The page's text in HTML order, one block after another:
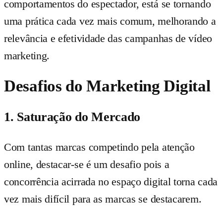
comportamentos do espectador, está se tornando
uma prática cada vez mais comum, melhorando a
relevância e efetividade das campanhas de vídeo
marketing.
Desafios do Marketing Digital
1. Saturação do Mercado
Com tantas marcas competindo pela atenção
online, destacar-se é um desafio pois a
concorrência acirrada no espaço digital torna cada
vez mais difícil para as marcas se destacarem.